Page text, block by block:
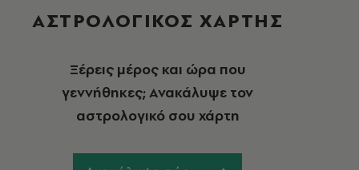
ΑΣΤΡΟΛΟΓΙΚΟΣ ΧΑΡΤΗΣ
Ξέρεις μέρος και ώρα που
γεννήθηκες; Ανακάλυψε τον
αστρολογικό σου χάρτη